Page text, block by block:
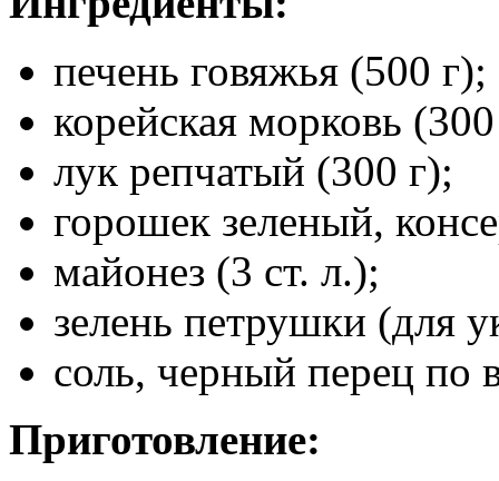
печень говяжья (500 г);
корейская морковь
лук репчатый (300 г);
горошек зеленый,
майонез (3 ст. л.);
зелень петрушки (для
соль, черный перец по
Приготовление: